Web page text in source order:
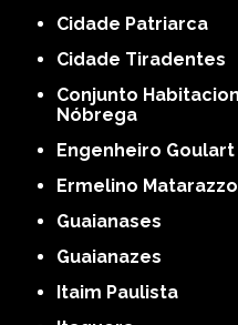
Cidade Patriarca
Cidade Tiradentes
Conjunto Habitacional Padre Manoel da
Nóbrega
Engenheiro Goulart
Ermelino Matarazzo
Guaianases
Guaianazes
Itaim Paulista